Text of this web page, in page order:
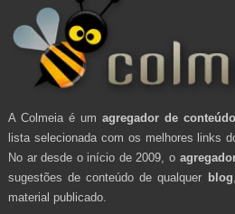
A Colmeia é um agregador de conteúdo
lista selecionada com os melhores links
No ar desde o início de 2009, o
sugestões de conteúdo de qualquer blog
material publicado.